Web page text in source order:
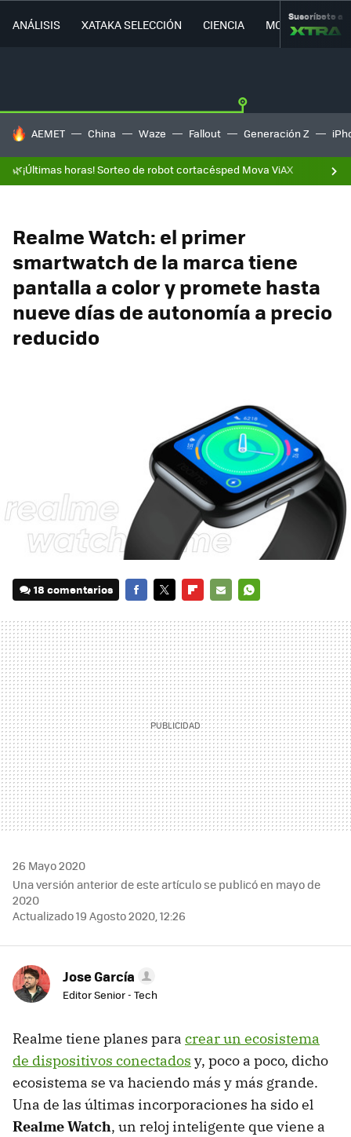
ANÁLISIS XATAKA SELECCIÓN CIENCIA MOVILIDAD
Suscríbete a
HOY SE HABLA DE
AEMET China Waze Fallout Generación Z
🌿¡Últimas horas! Sorteo de robot cortacésped Mova ViAX
Realme Watch: el primer
smartwatch de la marca tiene
pantalla a color y promete hasta
nueve días de autonomía a precio
reducido
18 comentarios
MAIL
26 Mayo 2020
Una versión anterior de este artículo se publicó en mayo de
2020
Actualizado 19 Agosto 2020, 12:26
Jose García
Editor Senior - Tech
Realme tiene planes para crear un ecosistema
de dispositivos conectados y, poco a poco, dicho
ecosistema se va haciendo más y más grande.
Una de las últimas incorporaciones ha sido el
Realme Watch, un reloj inteligente que viene a